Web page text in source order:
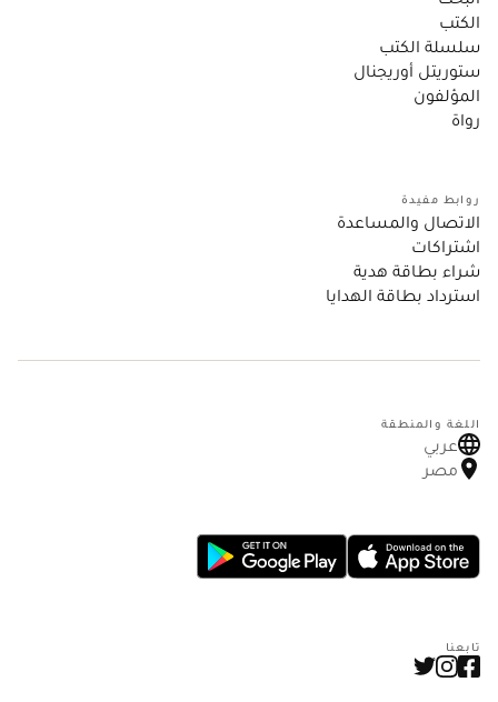
الكتب
سلسلة الكتب
ستوريتل أوريجنال
المؤلفون
رواة
روابط مفيدة
الاتصال والمساعدة
اشتراكات
شراء بطاقة هدية
استرداد بطاقة الهدايا
اللغة والمنطقة
عربي
مصر
تابعنا